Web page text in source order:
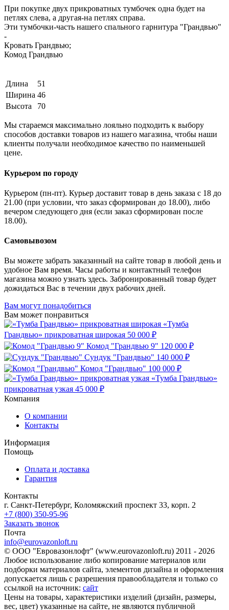
При покупке двух прикроватных тумбочек одна будет на
петлях слева, а другая-на петлях справа.
Эти тумбочки-часть нашего спального гарнитура "Грандвью"
-
Кровать Грандвью;
Комод Грандвью
Длина
51
Ширина 46
Высота
70
Мы стараемся максимально лояльно подходить к выбору
способов доставки товаров из нашего магазина, чтобы наши
клиенты получали необходимое качество по наименьшей
цене.
Курьером по городу
Курьером (пн-пт). Курьер доставит товар в день заказа с 18 до
21.00 (при условии, что заказ сформирован до 18.00), либо
вечером следующего дня (если заказ сформирован после
18.00).
Самовывозом
Вы можете забрать заказанный на сайте товар в любой день и
удобное Вам время. Часы работы и контактный телефон
магазина можно узнать здесь. Забронированный товар будет
дожидаться Вас в течении двух рабочих дней.
Вам могут понадобиться
Вам может понравиться
«Тумба
Грандвью» прикроватная широкая 50 000 ₽
Комод "Грандвью 9" 120 000 ₽
Сундук "Грандвью" 140 000 ₽
Комод "Грандвью" 100 000 ₽
«Тумба Грандвью»
прикроватная узкая 45 000 ₽
Компания
О компании
Контакты
Информация
Помощь
Оплата и доставка
Гарантия
Контакты
г. Санкт-Петербург, Коломяжский проспект 33, корп. 2
+7 (800) 350-95-96
Заказать звонок
Почта
info@eurovazonloft.ru
© ООО "Евровазонлофт" (www.eurovazonloft.ru) 2011 - 2026
Любое использование либо копирование материалов или
подборки материалов сайта, элементов дизайна и оформления
допускается лишь с разрешения правообладателя и только со
ссылкой на источник: сайт
Цены на товары, характеристики изделий (дизайн, размеры,
вес, цвет) указанные на сайте, не являются публичной